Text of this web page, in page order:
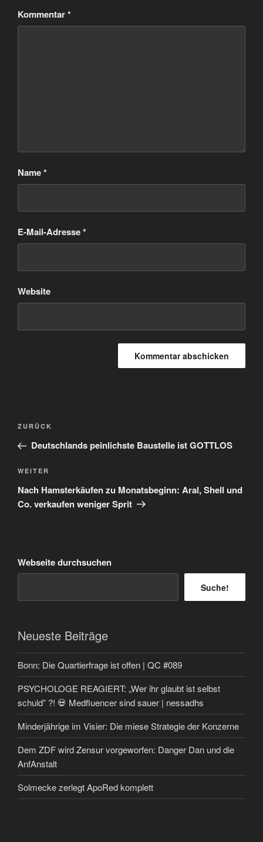
Kommentar*
Name*
E-Mail-Adresse*
Website
Beitragsnavigation
Vorheriger
Beitrag
ZURÜCK
Deutschlands peinlichste Baustelle ist GOTTLOS
Nächster
Beitrag
WEITER
Nach Hamsterkäufen zu Monatsbeginn: Aral, Shell und
Co. verkaufen weniger Sprit
Webseite durchsuchen
Suche!
Neueste Beiträge
Bonn: Die Quartierfrage ist offen | QC #089
PSYCHOLOGE REAGIERT: „Wer ihr glaubt ist selbst
schuld” ?! 💀 Medfluencer sind sauer | nessadhs
Minderjährige im Visier: Die miese Strategie der Konzerne
Dem ZDF wird Zensur vorgeworfen: Danger Dan und die
AnfAnstalt
Solmecke zerlegt ApoRed komplett